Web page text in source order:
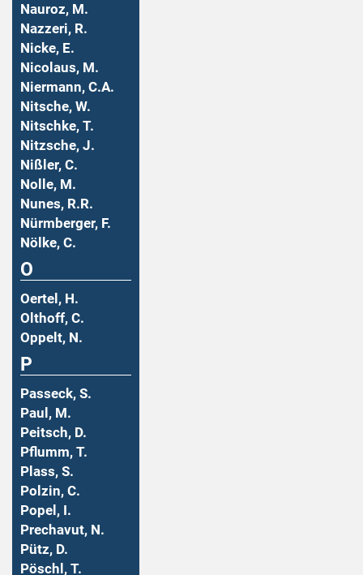
Nauroz, M.
Nazzeri, R.
Nicke, E.
Nicolaus, M.
Niermann, C.A.
Nitsche, W.
Nitschke, T.
Nitzsche, J.
Nißler, C.
Nolle, M.
Nunes, R.R.
Nürmberger, F.
Nölke, C.
O
Oertel, H.
Olthoff, C.
Oppelt, N.
P
Passeck, S.
Paul, M.
Peitsch, D.
Pflumm, T.
Plass, S.
Polzin, C.
Popel, I.
Prechavut, N.
Pütz, D.
Pöschl, T.